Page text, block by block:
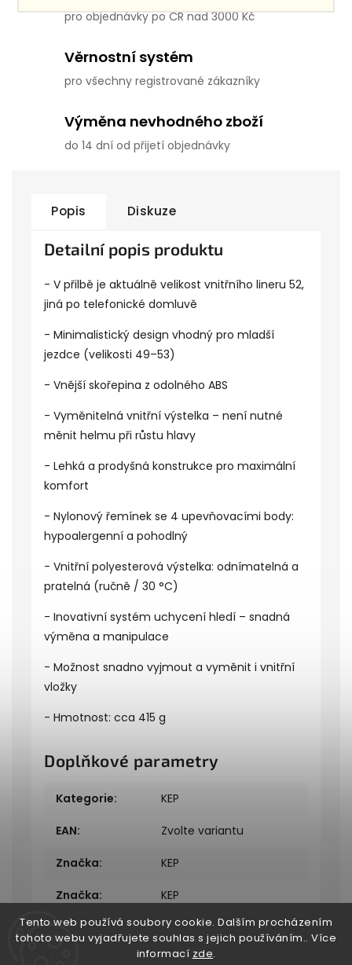
Tento web používá soubory cookie. Dalším procházením
tohoto webu vyjadřujete souhlas s jejich používáním.. Více
informací zde.
pro objednávky po ČR nad 3000 Kč
Věrnostní systém
pro všechny registrované zákazníky
Výměna nevhodného zboží
do 14 dní od přijetí objednávky
Popis Diskuze
Detailní popis produktu
- V přilbě je aktuálně velikost vnitřního lineru 52,
jiná po telefonické domluvě
- Minimalistický design vhodný pro mladší
jezdce (velikosti 49–53)
- Vnější skořepina z odolného ABS
- Vyměnitelná vnitřní výstelka – není nutné
měnit helmu při růstu hlavy
- Lehká a prodyšná konstrukce pro maximální
komfort
- Nylonový řemínek se 4 upevňovacími body:
hypoalergenní a pohodlný
- Vnitřní polyesterová výstelka: odnímatelná a
pratelná (ručně / 30 °C)
- Inovativní systém uchycení hledí – snadná
výměna a manipulace
- Možnost snadno vyjmout a vyměnit i vnitřní
vložky
- Hmotnost: cca 415 g
Doplňkové parametry
Kategorie: KEP
EAN: Zvolte variantu
Značka: KEP
Značka: KEP